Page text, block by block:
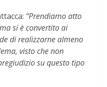
“Prendiamo atto
si è convertito ai
di realizzarne almeno
visto che non
su questo tipo